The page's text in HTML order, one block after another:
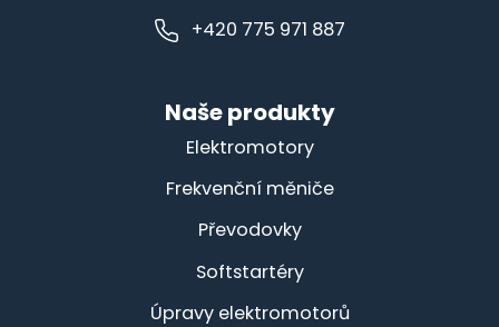
+420 775 971 887
Naše produkty
Elektromotory
Frekvenční měniče
Převodovky
Softstartéry
Úpravy elektromotorů